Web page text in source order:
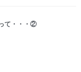
て・・・②